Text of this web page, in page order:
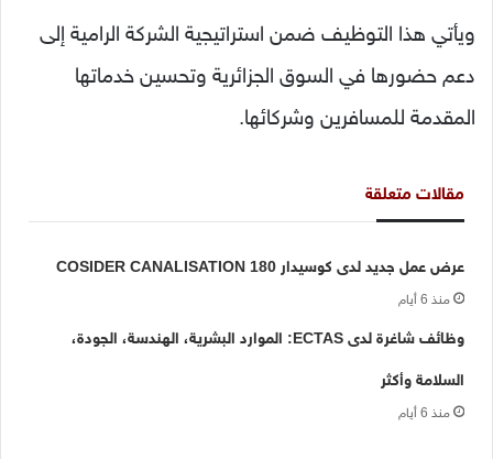
ويأتي هذا التوظيف ضمن استراتيجية الشركة الرامية إلى
دعم حضورها في السوق الجزائرية وتحسين خدماتها
المقدمة للمسافرين وشركائها.
مقالات متعلقة
عرض عمل جديد لدى كوسيدار COSIDER CANALISATION 180
منذ 6 أيام
وظائف شاغرة لدى ECTAS: الموارد البشرية، الهندسة، الجودة،
السلامة وأكثر
منذ 6 أيام